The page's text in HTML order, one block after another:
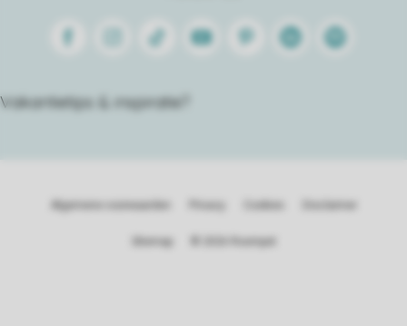
FacebookInstagram
Tiktok Youtube PinterestLinkedinSpotify
Vakantietips & inspiratie?